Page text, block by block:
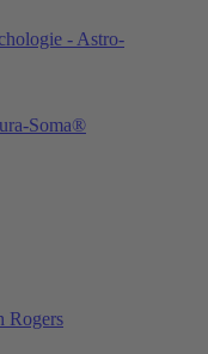
- Astro-
Soma®
Rogers